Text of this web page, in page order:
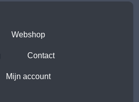
Webshop
Contact
Mijn account